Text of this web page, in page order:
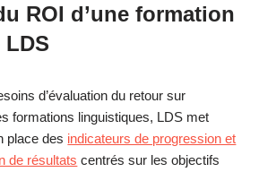
ROI d’une formation
d’évaluation du retour sur
formations linguistiques, LDS met
place des indicateurs de progression et
de résultats centrés sur les objectifs